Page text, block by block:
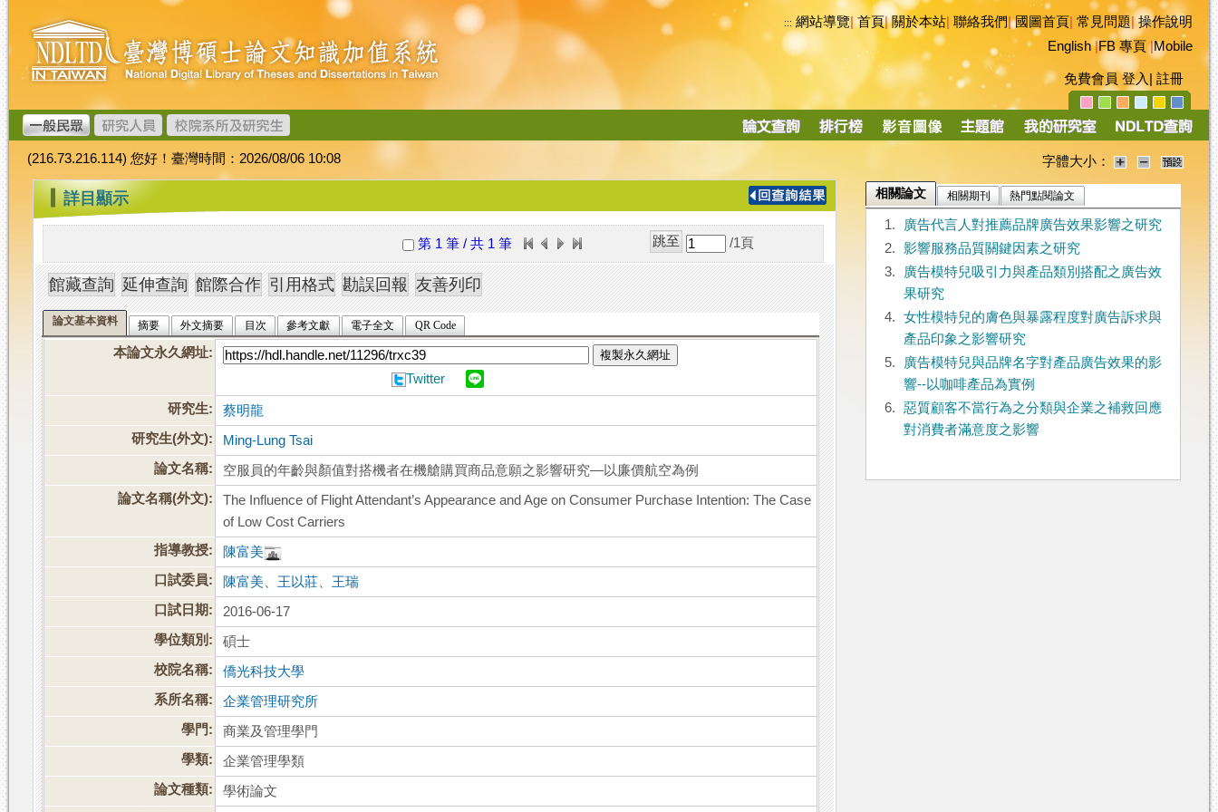
跳
到
主
要
內
容
臺
灣
博
碩
士
論
文
加
值
系
統
::: 網站導覽|首頁|關於本站 聯絡我們|國圖首頁 常見問題|操作說明
English|FB 專頁|Mobile
免費會員 登入 註冊
導
(216.73.216.114) 您好！臺灣時間：2026/08/06 10:08 字體大小：
::: 詳目顯示
第 1 筆 / 共 1 筆 /1 頁
論文基本資料 摘要 外文摘要 目次 參考文獻 電子全文 QR Code
本論文永久網址: 複製永久網址
Twitter
研究生:
蔡明龍
研究生(外文):
Ming-Lung Tsai
論文名稱:
空服員的年齡與顏值對搭機者在機艙購買商品意願之影響研究—以廉價航空為例
論文名稱(外文):
The Influence of Flight Attendant’s Appearance and Age on Consumer Purchase Intention: The Case
of Low Cost Carriers
指導教授:
陳富美
口試委員:
陳富美 王以莊
王瑞
口試日期:
2016-06-17
學位類別:
碩士
校院名稱:
僑光科技大學
系所名稱:
企業管理研究所
學門:
商業及管理學門
學類:
企業管理學類
論文種類:
學術論文
相關論文 相關期刊 熱門點閱論文
1.
廣告代言人對推薦品牌廣告效果影響之研究
2.
影響服務品質關鍵因素之研究
3.
廣告模特兒吸引力與產品類別搭配之廣告效
果研究
4.
女性模特兒的膚色與暴露程度對廣告訴求與
產品印象之影響研究
5.
廣告模特兒與品牌名字對產品廣告效果的影
響--以咖啡產品為實例
6.
惡質顧客不當行為之分類與企業之補救回應
對消費者滿意度之影響